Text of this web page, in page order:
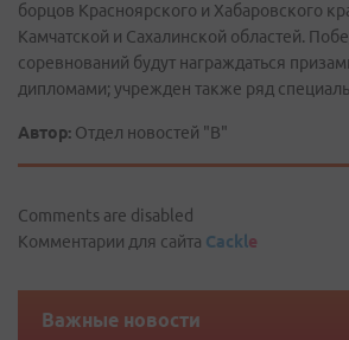
борцов Красноярского и Хабаровского
Камчатской и Сахалинской областей.
соревнований будут награждаться
дипломами; учрежден также ряд
Автор: Отдел новостей "В"
Comments are disabled
Комментарии для сайта Cackle
Важные новости